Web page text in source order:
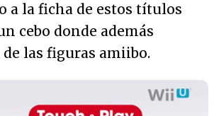
a la ficha de estos títulos
cebo donde además
las figuras amiibo.